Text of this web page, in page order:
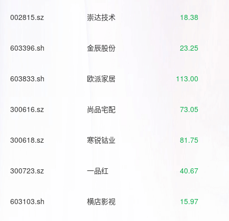
002815.sz 崇达技术 18.38
603396.sh 金辰股份 23.25
603833.sh 欧派家居 113.00
300616.sz 尚品宅配 73.05
300618.sz 寒锐钴业 81.75
300723.sz 一品红 40.67
603103.sh 横店影视 15.97